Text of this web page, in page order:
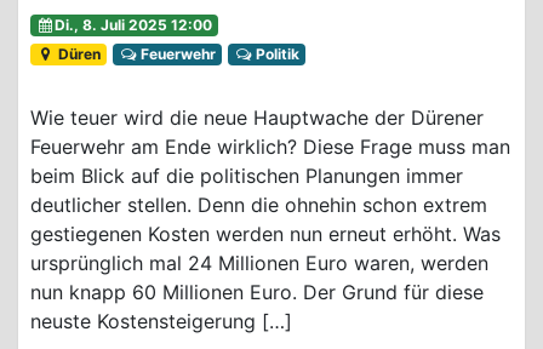
Di., 8. Juli 2025 12:00
Düren
Feuerwehr Politik
Wie teuer wird die neue Hauptwache der Dürener
Feuerwehr am Ende wirklich? Diese Frage muss man
beim Blick auf die politischen Planungen immer
deutlicher stellen. Denn die ohnehin schon extrem
gestiegenen Kosten werden nun erneut erhöht. Was
ursprünglich mal 24 Millionen Euro waren, werden
nun knapp 60 Millionen Euro. Der Grund für diese
neuste Kostensteigerung […]